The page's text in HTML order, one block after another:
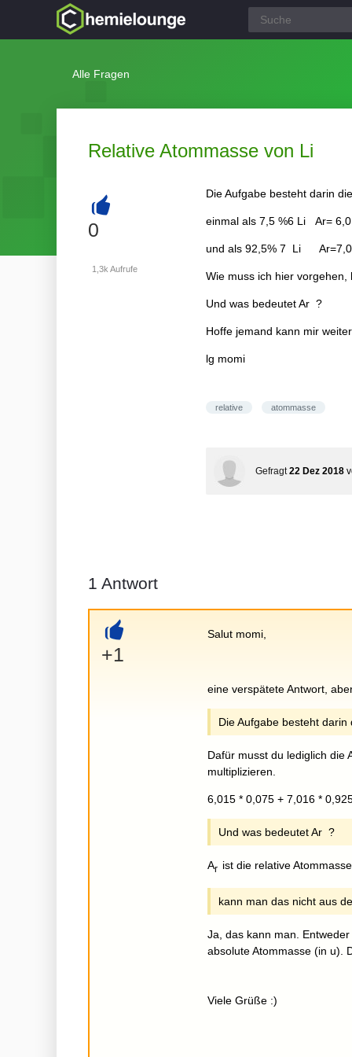
Alle Fragen
Relative Atommasse von Li
+
0
1,3k Aufrufe
Die Aufgabe besteht darin
einmal als 7,5 %6 Li Ar=
und als 92,5% 7 Li
Wie muss ich hier
Und was bedeutet Ar ?
Hoffe jemand kann mir
lg momi
relative atommasse
Gefragt 22 Dez 2018
1 Antwort
+
+1
Salut momi,
eine verspätete Antwort,
Die Aufgabe besteht
Dafür musst du lediglich die
multiplizieren.
6,015 * 0,075 + 7,016 *
Und was bedeutet Ar ?
Ar ist die relative
kann man das nicht aus
Ja, das kann man.
absolute Atommasse (in u).
Viele Grüße :)